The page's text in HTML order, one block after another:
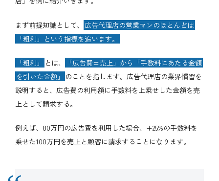
まず前提知識として、
広告代理店の営業マンのほとんどは
「粗利」という指標を追います。
「粗利」 とは、
「広告費=売上」から「手数料にあたる金額
を引いた金額」
のことを指します。広告代理店の業界慣習を
説明すると、広告費の利用額に手数料を上乗せした金額を売
上として請求する。
例えば、80万円の広告費を利用した場合、+25%の手数料を
乗せた100万円を売上と顧客に請求することになります。